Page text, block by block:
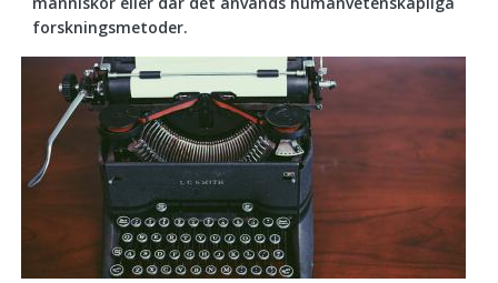
forskningsmetoder.